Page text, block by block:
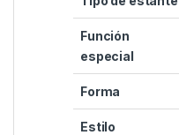
Función
especial
Forma
Estilo